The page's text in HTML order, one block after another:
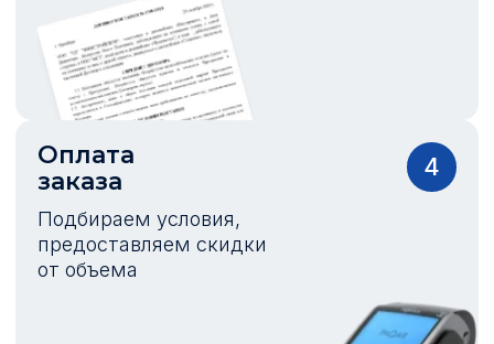
Оплата
заказа
Подбираем условия,
предоставляем скидки
от объема
4